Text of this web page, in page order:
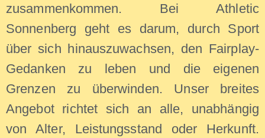
zusammenkommen. Bei Athletic
Sonnenberg geht es darum, durch Sport
über sich hinauszuwachsen, den Fairplay-
Gedanken zu leben und die eigenen
Grenzen zu überwinden. Unser breites
Angebot richtet sich an alle, unabhängig
von Alter, Leistungsstand oder Herkunft.